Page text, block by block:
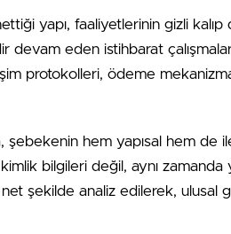
yapı, faaliyetlerinin gizli
devam eden istihbarat
protokolleri, ödeme
hem yapısal hem de
bilgileri değil, aynı zamanda
şekilde analiz edilerek, ulusal